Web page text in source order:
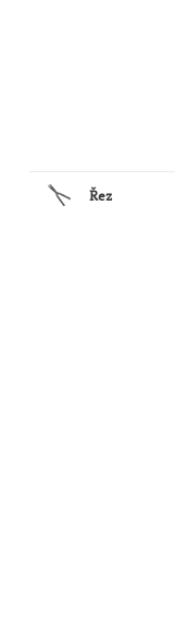
• vhodné je
• citlivější na
Využití v zahradě:
• solitérní
• skupinové
• vhodný i do
• zajistěte
• vysazujte na
která zaujme
Řez